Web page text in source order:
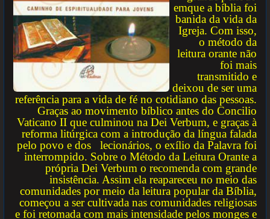
emque a bíblia foi
banida da vida da
Igreja. Com isso,
o método da
leitura orante não
foi mais
transmitido e
deixou de ser uma
referência para a vida de fé no cotidiano das pessoas.
Graças ao movimento bíblico antes do Concilio
Vaticano II que culminou na Dei Verbum, e graças à
reforma litúrgica com a introdução da língua falada
pelo povo e dos lecionários, o exílio da Palavra foi
interrompido. Sobre o Método da Leitura Orante a
própria Dei Verbum o recomenda com grande
insistência. Assim ela reapareceu no meio das
comunidades por meio da leitura popular da Bíblia,
começou a ser cultivada nas comunidades religiosas
e foi retomada com mais intensidade pelos monges e